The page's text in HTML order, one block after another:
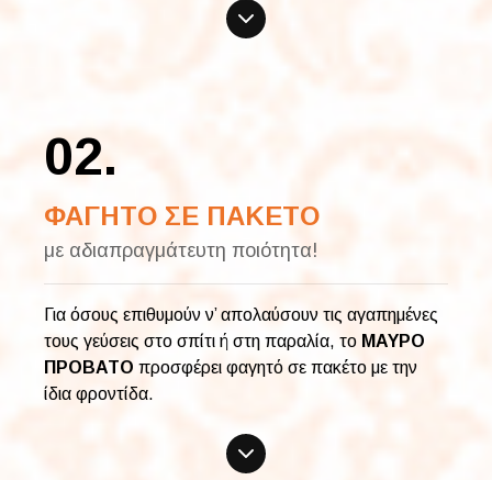
02.
ΦΑΓΗΤΟ ΣΕ ΠΑΚΕΤΟ
με αδιαπραγμάτευτη ποιότητα!
Για όσους επιθυμούν ν’ απολαύσουν τις αγαπημένες
τους γεύσεις στο σπίτι ή στη παραλία, το ΜΑΥΡΟ
ΠΡΟΒΑΤΟ προσφέρει φαγητό σε πακέτο με την
ίδια φροντίδα.